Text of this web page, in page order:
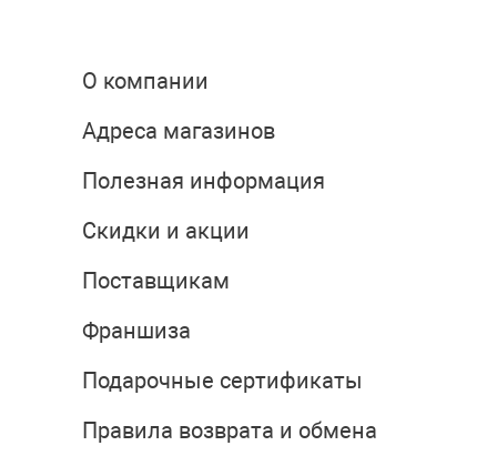
О компании
Адреса магазинов
Полезная информация
Скидки и акции
Поставщикам
Франшиза
Подарочные сертификаты
Правила возврата и обмена